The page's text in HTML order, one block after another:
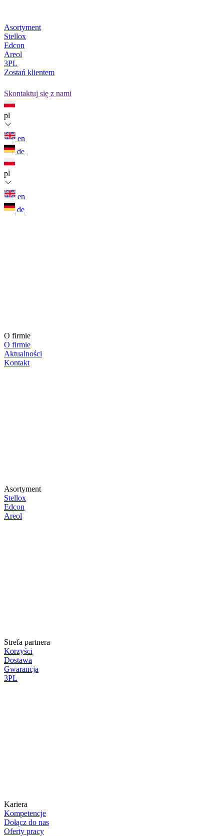
Asortyment
Stellox
Edcon
Areol
3PL
Zostań klientem
Skontaktuj się z nami
pl
en
de
pl
en
de
O firmie
O firmie
Aktualności
Kontakt
Asortyment
Stellox
Edcon
Areol
Strefa partnera
Korzyści
Dostawa
Gwarancja
3PL
Kariera
Kompetencje
Dołącz do nas
Oferty pracy